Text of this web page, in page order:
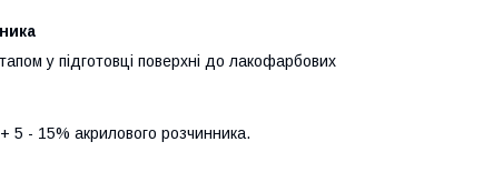
у підготовці поверхні до лакофарбових
5 - 15% акрилового розчинника.